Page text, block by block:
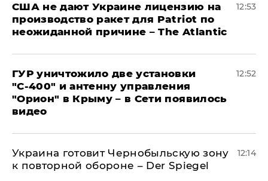
США не дают Украине лицензию на
производство ракет для Patriot по
неожиданной причине – The Atlantic
12:53
ГУР уничтожило две установки
"С‑400" и антенну управления
"Орион" в Крыму – в Сети появилось
видео
12:52
Украина готовит Чернобыльскую зону
к повторной обороне – Der Spiegel
12:14